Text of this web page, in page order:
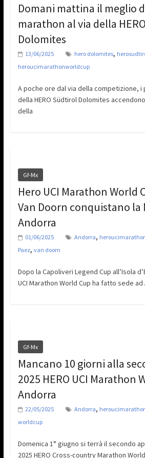
Domani mattina il meglio
marathon al via della
Dolomites
13/06/2025 hero dolomites,
heroucimarathonworldcup
A poche ore dal via della competizione,
della HERO Südtirol Dolomites
della
Gf-Mx
Hero UCI Marathon World
Van Doorn conquistano
Andorra
01/06/2025 Andorra,
Paez, van doorn
Dopo la Capoliveri Legend Cup all’Isola
UCI Marathon World Cup ha fatto sede ad
Gf-Mx
Mancano 10 giorni alla
2025 HERO UCI Marathon
Andorra
22/05/2025 Andorra,
worldcup
Domenica 1° giugno si terrà il secondo
2025 HERO Cross-country Marathon